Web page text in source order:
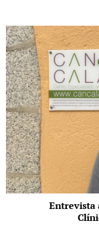
Entrevista